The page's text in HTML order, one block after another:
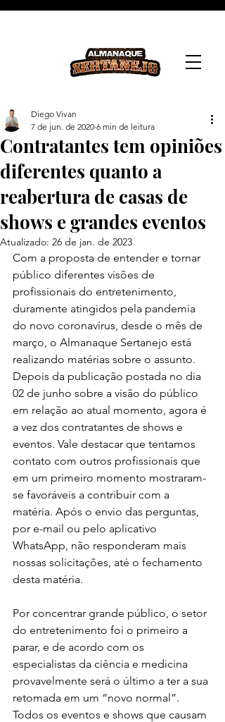
Contratantes tem opiniões
diferentes quanto a
reabertura de casas de
shows e grandes eventos
Diego Vivan
7 de jun. de 2020 6 min de leitura
Atualizado: 26 de jan. de 2023
Com a proposta de entender e tornar
público diferentes visões de
profissionais do entretenimento,
duramente atingidos pela pandemia
do novo coronavírus, desde o mês de
março, o Almanaque Sertanejo está
realizando matérias sobre o assunto.
Depois da publicação postada no dia
02 de junho sobre a visão do público
em relação ao atual momento, agora é
a vez dos contratantes de shows e
eventos. Vale destacar que tentamos
contato com outros profissionais que
em um primeiro momento mostraram-
se favoráveis a contribuir com a
matéria. Após o envio das perguntas,
por e-mail ou pelo aplicativo
WhatsApp, não responderam mais
nossas solicitações, até o fechamento
desta matéria.
Por concentrar grande público, o setor
do entretenimento foi o primeiro a
parar, e de acordo com os
especialistas da ciência e medicina
provavelmente será o último a ter a sua
retomada em um “novo normal”.
Todos os eventos e shows que causam